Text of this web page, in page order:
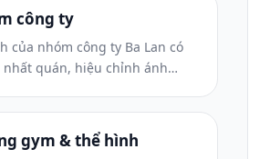
công ty
của nhóm công ty Ba Lan có
quán, hiệu chỉnh ánh
hiệu và chất lượng hình
trong toàn nhóm.
gym & thể hình